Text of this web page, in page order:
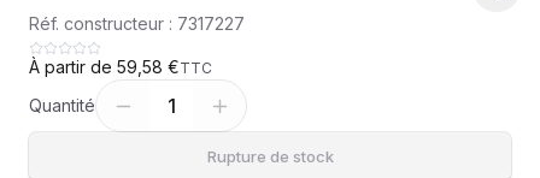
Réf. constructeur : 7317227
À partir de 59,58 €TTC
Quantité 1
Rupture de stock